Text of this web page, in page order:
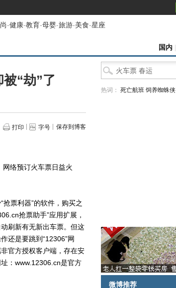
-健康-教育-母婴-旅游-美食-星座
国内
“劫”了
打印 字号 保存到博客
络预订火车票日益火
票利器”的软件，购买之
抢票助手”应用扩展，
刷新有无新出车票。但这
还是要跳到“12306”网
官方授权客户端，存在安
：www.12306.cn是官方
热词： 死亡航班 饲养蜘蛛侠
微博推荐